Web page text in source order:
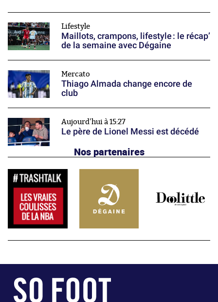
Lifestyle
Maillots, crampons, lifestyle : le récap’
de la semaine avec Dégaine
Mercato
Thiago Almada change encore de
club
Aujourd'hui à 15:27
Le père de Lionel Messi est décédé
Nos partenaires